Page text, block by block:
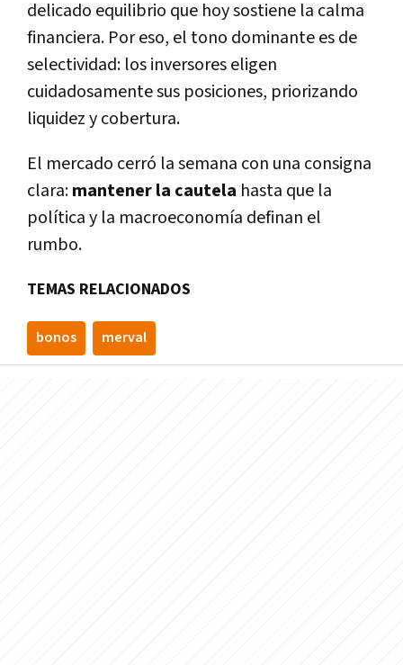
delicado equilibrio que hoy sostiene la calma
financiera. Por eso, el tono dominante es de
selectividad: los inversores eligen
cuidadosamente sus posiciones, priorizando
liquidez y cobertura.
El mercado cerró la semana con una consigna
clara:mantener la cautela hasta que la
política y la macroeconomía definan el
rumbo.
TEMAS RELACIONADOS
bonos merval